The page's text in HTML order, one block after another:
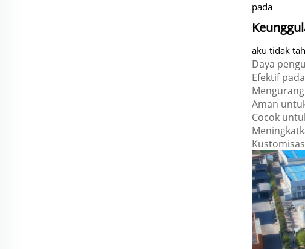
pada
aku tidak
Daya
Efektif
Aman
Cocok